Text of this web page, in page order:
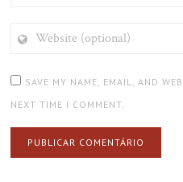
(OPTIONAL)
SAVE MY NAME, EMAIL, AND
NEXT TIME I COMMENT.